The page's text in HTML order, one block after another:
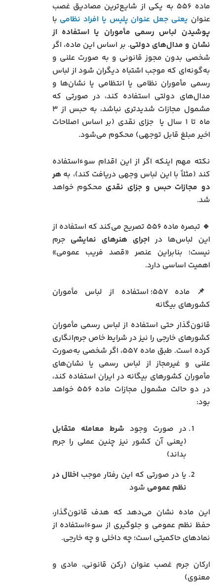
ماده ۵۵۶ به یکی از شایع‌ترین مصادیق غصب
عنوان یعنی جعل عنوان پلیس یا افراد نظامی با
پوشیدن لباس رسمی مأموران یا استفاده از
نشان و مدال‌های دولتی. بر اساس این ماده، اگر
شخصی بدون مجوز قانونی و به‌ صورت علنی و
به‌گونه‌ای که موجب اشتباه دیگران شود از لباس
رسمی مأموران نظامی یا انتظامی یا نشان‌ها و
مدال‌های دولتی استفاده کند، در صورتی که
مشمول مجازات شدیدتری نباشد، به حبس از ۳
ماه تا ۱ سال یا جزای نقدی (بر اساس اصلاحات
اخیر مبلغ قابل توجهی) محکوم می‌شود.
نکته مهم اینکه اگر از این اقدام سوءاستفاده
کند (مثلاً با این لباس وجهی دریافت کند)، بههر
دو مجازات حبس و جزای نقدی محکوم خواهد
شد.
🔹 تبصره ماده ۵۵۶ تصریح می‌کند که استفاده از
این لباس‌ها دراجرای هنرهای نمایشی جرم
نیست؛ بنابراین عنصر «قصد فریب عمومی»
اهمیت اساسی دارد.
📌 ماده ۵۵۷؛ استفاده از لباس مأموران
کشورهای بیگانه
قانون‌گذار حتی استفاده از لباس رسمی مأموران
کشورهای خارجی را نیز در شرایط خاص جرم‌انگاری
کرده است. طبق ماده ۵۵۷، اگر شخصی به‌صورت
علنی و غیرمجاز از لباس رسمی یا نشان‌های
مأموران کشورهای بیگانه در ایران استفاده کند،
در دو حالت مشمول مجازات ماده ۵۵۶ خواهد
بود:
در صورت وجود شرط معامله متقابل
(یعنی آن کشور نیز چنین عملی را جرم
بداند)
یا در صورتی که این رفتار موجب اخلال در
نظم عمومی شود
این ماده نشان می‌دهد که هدف قانون‌گذار،
حفظ نظم عمومی و جلوگیری از سوءاستفاده از
نمادهای حاکمیتی است؛ چه داخلی و چه خارجی.
ارکان جرم غصب عنوان (رکن قانونی، مادی و
معنوی)